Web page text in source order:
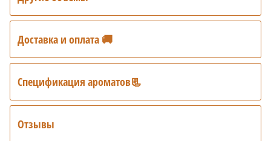
Доставка и оплата 🚚
Спецификация ароматов📃
Отзывы